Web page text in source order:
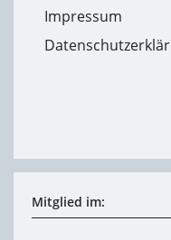
Impressum
Mitglied im: